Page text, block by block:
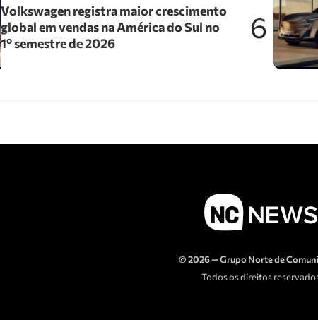
Volkswagen registra maior crescimento
global em vendas na América do Sul no
1º semestre de 2026
6
© 2026 — Grupo Norte de
Todos os direitos